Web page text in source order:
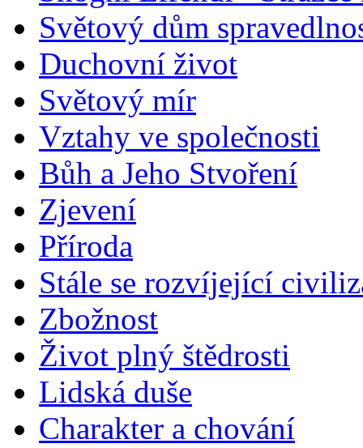
Světový dům
Duchovní život
Světový mír
Vztahy ve společnosti
Bůh a Jeho Stvoření
Zjevení
Příroda
Stále se rozvíjející
Zbožnost
Život plný štědrosti
Lidská duše
Charakter a chování